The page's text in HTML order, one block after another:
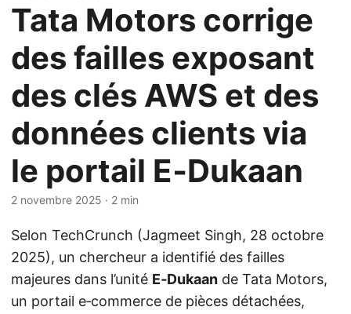
Tata Motors corrige
des failles exposant
des clés AWS et des
données clients via
le portail E‑Dukaan
2 novembre 2025 · 2 min
Selon TechCrunch (Jagmeet Singh, 28 octobre
2025), un chercheur a identifié des failles
majeures dans l’unité E‑Dukaan de Tata Motors,
un portail e‑commerce de pièces détachées,